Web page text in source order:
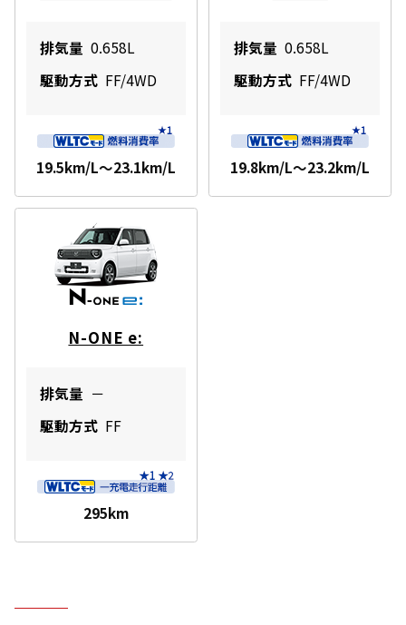
排気量 0.658L
駆動方式 FF/4WD
19.5km/L～23.1km/L
排気量 0.658L
駆動方式 FF/4WD
19.8km/L～23.2km/L
N-ONE e:
排気量 －
駆動方式 FF
295km